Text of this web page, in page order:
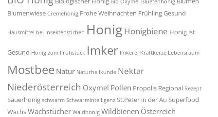
Blumenwiese Cremehonig Frohe Weihnachten FrühlingGesund
Hausmittel bei Insektenstichen Honig Honigbiene Honig ist
Gesund Honig zum Frühstück Imker Imkerei Kraftkerze Lebensraum
MostbeeNatur Naturheilkunde Nektar
Niederösterreich Oxymel Pollen Propolis Regional Rezept
Sauerhonig schwarm Schwarmintelligenz St.Peter in der Au Superfood
WachsWachstücher Waldhonig Wildbienen Österreich